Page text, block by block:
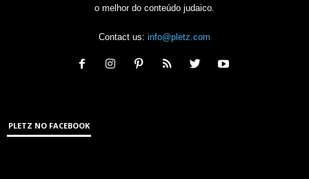
o melhor do conteúdo judaico.
Contact us: info@pletz.com
PLETZ NO FACEBOOK